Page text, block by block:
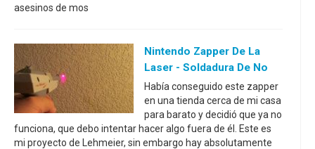
asesinos de mos
Nintendo Zapper De La
Laser - Soldadura De No
Había conseguido este zapper
en una tienda cerca de mi casa
para barato y decidió que ya no
funciona, que debo intentar hacer algo fuera de él. Este es
mi proyecto de Lehmeier, sin embargo hay absolutamente